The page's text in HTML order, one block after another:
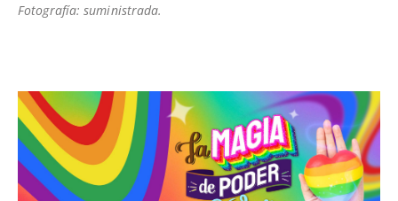
Fotografía: suministrada.